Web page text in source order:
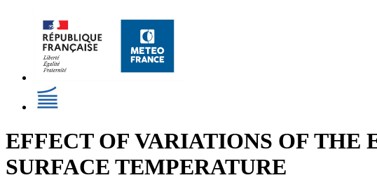
EFFECT OF VARIATIONS OF
SURFACE TEMPERATURE